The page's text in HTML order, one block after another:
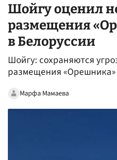
Шойгу оценил
размещения
в Белоруссии
Шойгу: сохраняются
размещения «Орешника»
Марфа Мамаева